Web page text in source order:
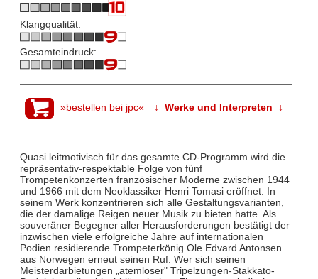
Klangqualität:
Gesamteindruck:
»bestellen bei jpc« ↓ Werke und Interpreten ↓
Quasi leitmotivisch für das gesamte CD-Programm wird die
repräsentativ-respektable Folge von fünf
Trompetenkonzerten französischer Moderne zwischen 1944
und 1966 mit dem Neoklassiker Henri Tomasi eröffnet. In
seinem Werk konzentrieren sich alle Gestaltungsvarianten,
die der damalige Reigen neuer Musik zu bieten hatte. Als
souveräner Begegner aller Herausforderungen bestätigt der
inzwischen viele erfolgreiche Jahre auf internationalen
Podien residierende Trompeterkönig Ole Edvard Antonsen
aus Norwegen erneut seinen Ruf. Wer sich seinen
Meisterdarbietungen „atemloser" Tripelzungen-Stakkato-